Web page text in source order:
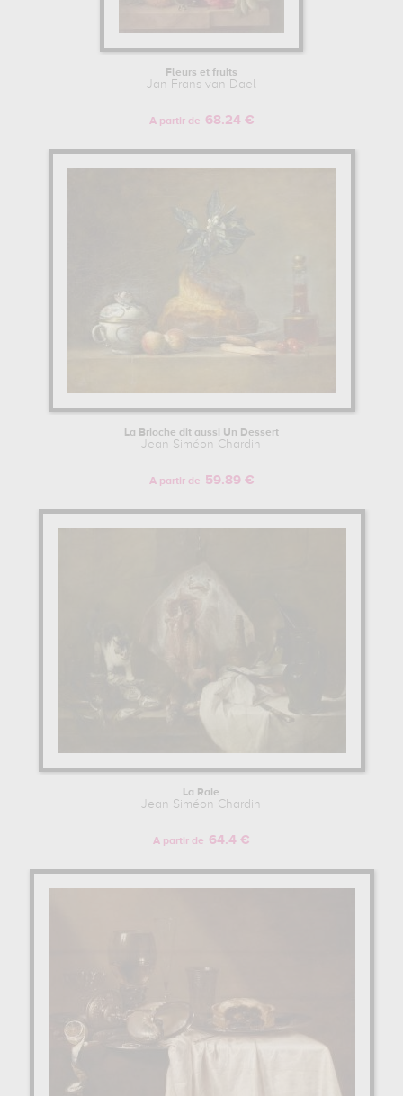
Fleurs et fruits
Jan Frans van Dael
A partir de 68.24 €
La Brioche dit aussi Un Dessert
Jean Siméon Chardin
A partir de 59.89 €
La Raie
Jean Siméon Chardin
A partir de 64.4 €